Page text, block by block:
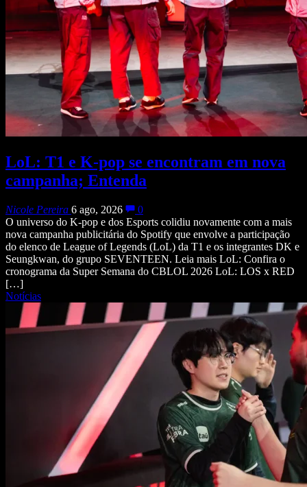
LoL: T1 e K-pop se encontram em nova
campanha; Entenda
Nicole Pereira 6 ago, 2026
0
O universo do K-pop e dos Esports colidiu novamente com a mais
nova campanha publicitária do Spotify que envolve a participação
do elenco de League of Legends (LoL) da T1 e os integrantes DK e
Seungkwan, do grupo SEVENTEEN. Leia mais LoL: Confira o
cronograma da Super Semana do CBLOL 2026 LoL: LOS x RED
[…]
Notícias